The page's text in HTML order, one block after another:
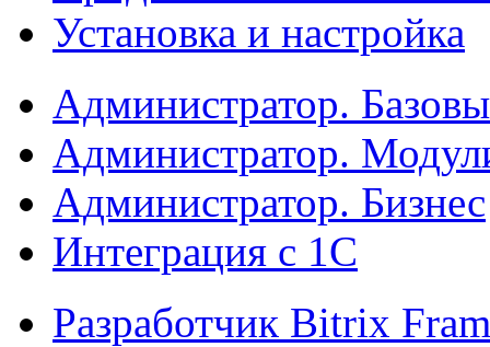
Установка и настройка
Администратор.
Администратор.
Администратор. Бизнес
Интеграция с 1С
Разработчик Bitrix